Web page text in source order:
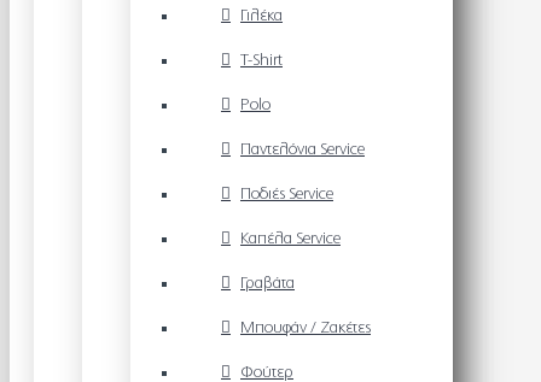
Γιλέκα
T-Shirt
Polo
Παντελόνια Service
Ποδιές Service
Καπέλα Service
Γραβάτα
Μπουφάν / Ζακέτες
Φούτερ